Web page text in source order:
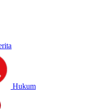
Hukum